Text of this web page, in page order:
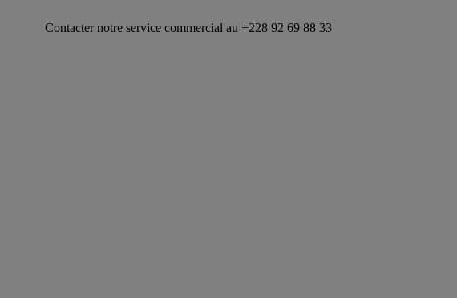
Contacter notre service commercial au +228 92 69 88 33